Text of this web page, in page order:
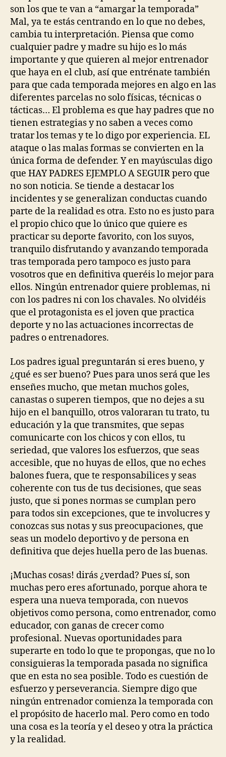
son los que te van a “amargar la temporada”
Mal, ya te estás centrando en lo que no debes,
cambia tu interpretación. Piensa que como
cualquier padre y madre su hijo es lo más
importante y que quieren al mejor entrenador
que haya en el club, así que entrénate también
para que cada temporada mejores en algo en las
diferentes parcelas no solo físicas, técnicas o
tácticas… El problema es que hay padres que no
tienen estrategias y no saben a veces como
tratar los temas y te lo digo por experiencia. EL
ataque o las malas formas se convierten en la
única forma de defender. Y en mayúsculas digo
que HAY PADRES EJEMPLO A SEGUIR pero que
no son noticia. Se tiende a destacar los
incidentes y se generalizan conductas cuando
parte de la realidad es otra. Esto no es justo para
el propio chico que lo único que quiere es
practicar su deporte favorito, con los suyos,
tranquilo disfrutando y avanzando temporada
tras temporada pero tampoco es justo para
vosotros que en definitiva queréis lo mejor para
ellos. Ningún entrenador quiere problemas, ni
con los padres ni con los chavales. No olvidéis
que el protagonista es el joven que practica
deporte y no las actuaciones incorrectas de
padres o entrenadores.
Los padres igual preguntarán si eres bueno, y
¿qué es ser bueno? Pues para unos será que les
enseñes mucho, que metan muchos goles,
canastas o superen tiempos, que no dejes a su
hijo en el banquillo, otros valoraran tu trato, tu
educación y la que transmites, que sepas
comunicarte con los chicos y con ellos, tu
seriedad, que valores los esfuerzos, que seas
accesible, que no huyas de ellos, que no eches
balones fuera, que te responsabilices y seas
coherente con tus de tus decisiones, que seas
justo, que si pones normas se cumplan pero
para todos sin excepciones, que te involucres y
conozcas sus notas y sus preocupaciones, que
seas un modelo deportivo y de persona en
definitiva que dejes huella pero de las buenas.
¡Muchas cosas! dirás ¿verdad? Pues sí, son
muchas pero eres afortunado, porque ahora te
espera una nueva temporada, con nuevos
objetivos como persona, como entrenador, como
educador, con ganas de crecer como
profesional. Nuevas oportunidades para
superarte en todo lo que te propongas, que no lo
consiguieras la temporada pasada no significa
que en esta no sea posible. Todo es cuestión de
esfuerzo y perseverancia. Siempre digo que
ningún entrenador comienza la temporada con
el propósito de hacerlo mal. Pero como en todo
una cosa es la teoría y el deseo y otra la práctica
y la realidad.